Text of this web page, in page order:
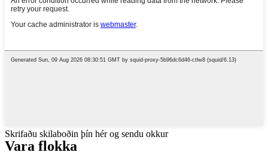
Skrifaðu skilaboðin þín hér og sendu okkur
Vara flokka